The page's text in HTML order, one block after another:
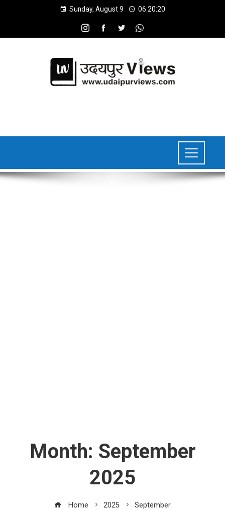
Sunday, August 9 06:20:21
Month: September
2025
Home 2025 September